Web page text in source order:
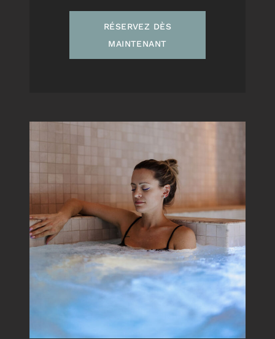
RÉSERVEZ DÈS
MAINTENANT